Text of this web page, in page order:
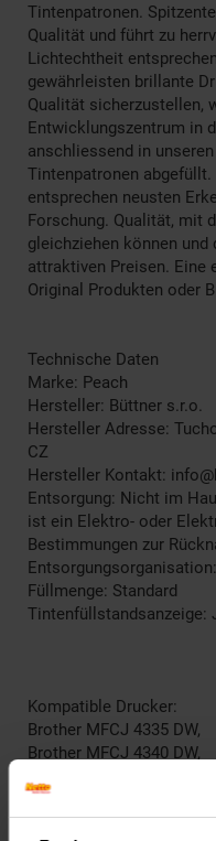
Tintenpatronen.
Qualität und führt zu
Lichtechtheit
gewährleisten brillante
Qualität sicherzustellen,
Entwicklungszentrum in
anschliessend in
Tintenpatronen
entsprechen neusten
Forschung. Qualität, mit
gleichziehen können
attraktiven Preisen. Eine
Original Produkten oder
Technische Daten
Marke: Peach
Hersteller: Büttner s.r.o.
Hersteller Adresse:
CZ
Hersteller Kontakt:
Entsorgung: Nicht im
ist ein Elektro- oder
Bestimmungen zur
Füllmenge: Standard
Tintenfüllstandsanzeige:
Kompatible Drucker:
Brother MFCJ 4335 DW,
Brother MFCJ 4340 DW,
Brother MFCJ 4535 DW,
Brother MFCJ 4540 DW,